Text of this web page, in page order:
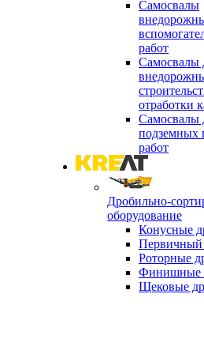
Самосвалы
работ
Самосвалы
отработки
Самосвалы
подземных
работ
Дробильно-
оборудование
Конусные
Первичный
Роторные
Финишные
Щековые